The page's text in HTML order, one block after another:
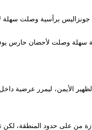
برأسية وصلت سهلة
سهلة وصلت لأحضان حارس
الأيمن، ليمرر عرضية
على حدود المنطقة، لكن